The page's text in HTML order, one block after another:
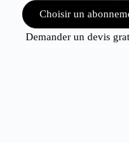
Choisir un
Demander un devis